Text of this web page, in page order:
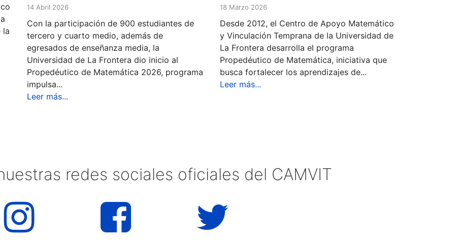
la
14 Abril 2026
Con la participación de 900 estudiantes de
tercero y cuarto medio, además de
egresados de enseñanza media, la
Universidad de La Frontera dio inicio al
Propedéutico de Matemática 2026, programa
impulsa...
Leer más...
18 Marzo 2026
Desde 2012, el Centro de Apoyo Matemático
y Vinculación Temprana de la Universidad de
La Frontera desarrolla el programa
Propedéutico de Matemática, iniciativa que
busca fortalecer los aprendizajes de...
Leer más...
redes sociales oficiales del CAMVIT